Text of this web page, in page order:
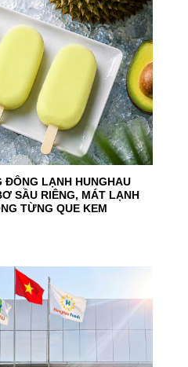
ĐÔNG LẠNH HUNGHAU
SẦU RIÊNG, MÁT LẠNH
TỪNG QUE KEM